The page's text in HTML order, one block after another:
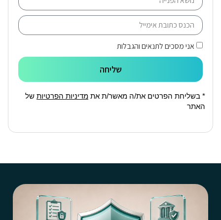
אני מסכים לתנאים והגבלות
שליחה
* בשליחת הפרטים את/ה מאשר/ת את מדיניות הפרטיות של
האתר